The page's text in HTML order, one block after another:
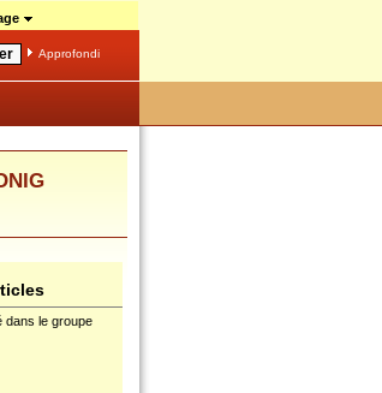
Approfondi
dans le groupe